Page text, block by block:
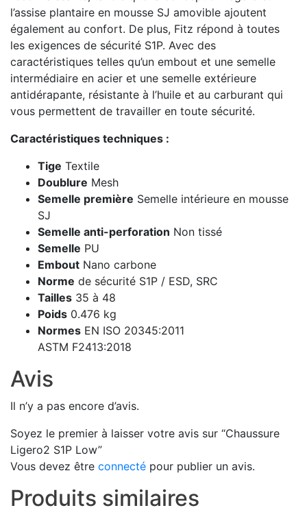
l’assise plantaire en mousse SJ amovible ajoutent
également au confort. De plus, Fitz répond à toutes
les exigences de sécurité S1P. Avec des
caractéristiques telles qu’un embout et une semelle
intermédiaire en acier et une semelle extérieure
antidérapante, résistante à l’huile et au carburant qui
vous permettent de travailler en toute sécurité.
Caractéristiques techniques :
Tige Textile
Doublure Mesh
Semelle première Semelle intérieure en mousse
SJ
Semelle anti-perforation Non tissé
Semelle PU
Embout Nano carbone
Norme de sécurité S1P / ESD, SRC
Tailles 35 à 48
Poids 0.476 kg
Normes EN ISO 20345:2011
ASTM F2413:2018
Avis
Il n’y a pas encore d’avis.
Soyez le premier à laisser votre avis sur “Chaussure
Ligero2 S1P Low”
Vous devez être connecté pour publier un avis.
Produits similaires